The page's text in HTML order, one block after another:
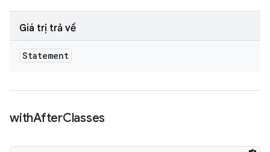
Giá trị trả về
Statement
withAfterClasses